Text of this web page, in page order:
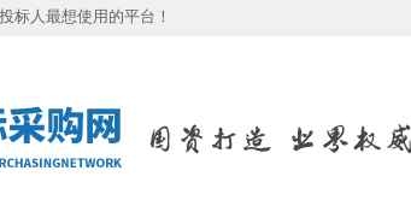
标人最想使用的平台！